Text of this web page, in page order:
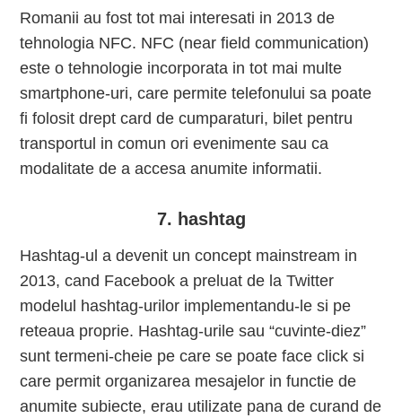
Romanii au fost tot mai interesati in 2013 de
tehnologia NFC. NFC (near field communication)
este o tehnologie incorporata in tot mai multe
smartphone-uri, care permite telefonului sa poate
fi folosit drept card de cumparaturi, bilet pentru
transportul in comun ori evenimente sau ca
modalitate de a accesa anumite informatii.
7. hashtag
Hashtag-ul a devenit un concept mainstream in
2013, cand Facebook a preluat de la Twitter
modelul hashtag-urilor implementandu-le si pe
reteaua proprie. Hashtag-urile sau “cuvinte-diez”
sunt termeni-cheie pe care se poate face click si
care permit organizarea mesajelor in functie de
anumite subiecte, erau utilizate pana de curand de